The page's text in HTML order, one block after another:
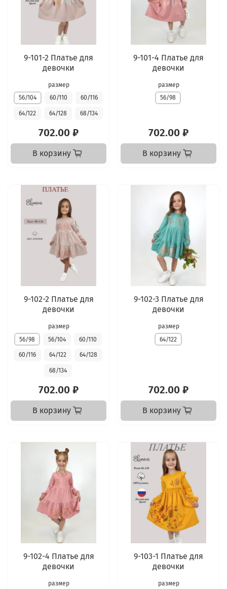
9-101-2 Платье для
девочки
размер
56/104
60/110 60/116
64/122 64/128 68/134
702.00 ₽
В корзину
9-101-4 Платье для
девочки
размер
56/98
702.00 ₽
В корзину
9-102-2 Платье для
девочки
размер
56/98
56/104 60/110
60/116 64/122 64/128
68/134
702.00 ₽
В корзину
9-102-3 Платье для
девочки
размер
64/122
702.00 ₽
В корзину
9-102-4 Платье для
девочки
размер
9-103-1 Платье для
девочки
размер